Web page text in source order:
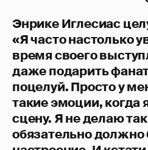
Энрике Иглесиас
«Я часто настолько
время своего
даже подарить
поцелуй. Просто у
такие эмоции, когда
сцену. Я не делаю
обязательно